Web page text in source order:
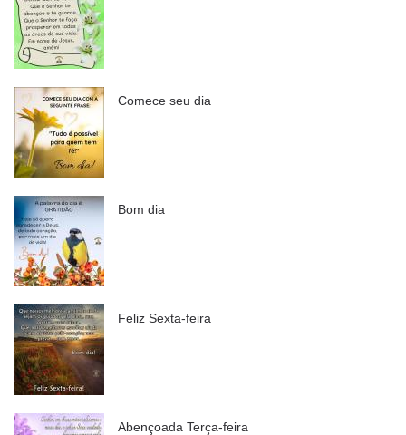
Comece seu dia
Bom dia
Feliz Sexta-feira
Abençoada Terça-feira